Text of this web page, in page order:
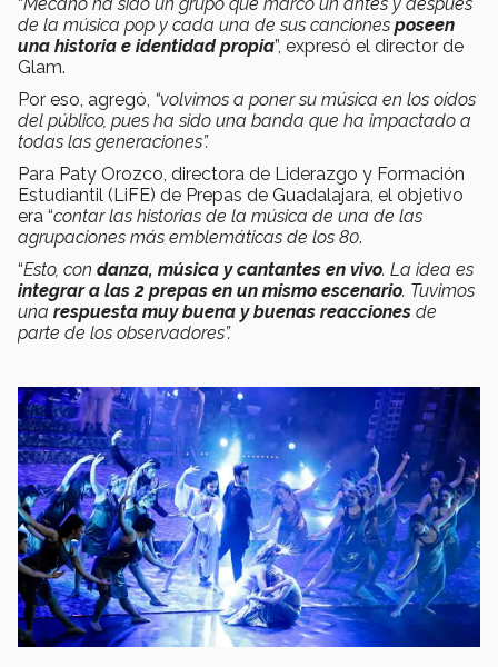
“Mecano ha sido un grupo que marcó un antes y después
de la música pop y cada una de sus canciones poseen
una historia e identidad propia”, expresó el director de
Glam.
Por eso, agregó, “volvimos a poner su música en los oídos
del público, pues ha sido una banda que ha impactado a
todas las generaciones”.
Para Paty Orozco, directora de Liderazgo y Formación
Estudiantil (LiFE) de Prepas de Guadalajara, el objetivo
era “contar las historias de la música de una de las
agrupaciones más emblemáticas de los 80.
“Esto, con danza, música y cantantes en vivo. La idea es
integrar a las 2 prepas en un mismo escenario. Tuvimos
una respuesta muy buena y buenas reacciones de
parte de los observadores”.